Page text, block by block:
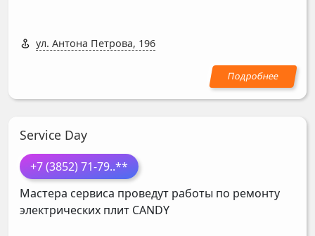
ул. Антона Петрова, 196
Service Day
+7 (3852) 71-79..**
Мастера сервиса проведут работы по ремонту
электрических плит CANDY